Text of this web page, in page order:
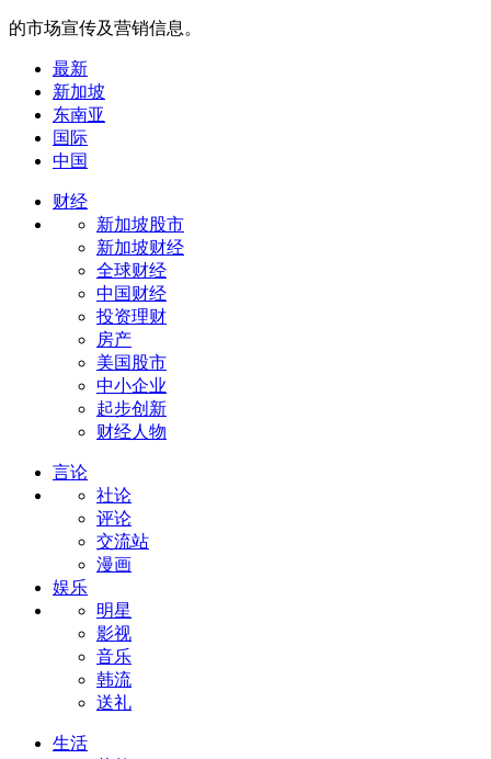
的市场宣传及营销信息。
最新
新加坡
东南亚
国际
中国
财经
新加坡股市
新加坡财经
全球财经
中国财经
投资理财
房产
美国股市
中小企业
起步创新
财经人物
言论
社论
评论
交流站
漫画
娱乐
明星
影视
音乐
韩流
送礼
生活